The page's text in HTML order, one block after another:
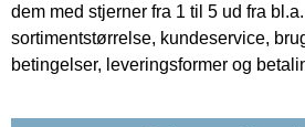
dem med stjerner fra 1 til 5 ud fra
sortimentstørrelse, kundeservice,
betingelser, leveringsformer og